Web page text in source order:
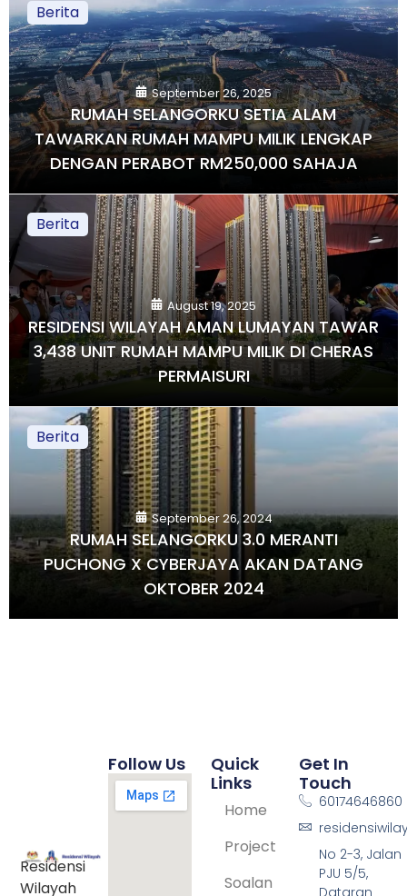
Berita
September 26, 2025
RUMAH SELANGORKU SETIA ALAM
TAWARKAN RUMAH MAMPU MILIK LENGKAP
DENGAN PERABOT RM250,000 SAHAJA
Berita
August 19, 2025
RESIDENSI WILAYAH AMAN LUMAYAN TAWAR
3,438 UNIT RUMAH MAMPU MILIK DI CHERAS
PERMAISURI
Berita
September 26, 2024
RUMAH SELANGORKU 3.0 MERANTI
PUCHONG X CYBERJAYA AKAN DATANG
OKTOBER 2024
Residensi
Wilayah
Quick
Links
Home
Project
Soalan
Get In
Touch
60174646860
No 2-3, Jalan
PJU 5/5,
Follow Us